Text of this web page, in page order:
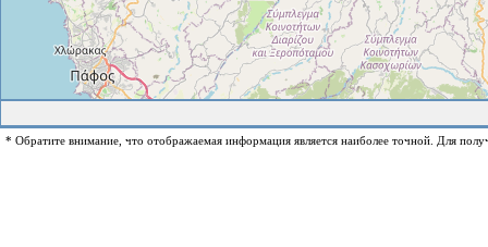
* Обратите внимание, что отображаемая информация является наиболее точной. Для